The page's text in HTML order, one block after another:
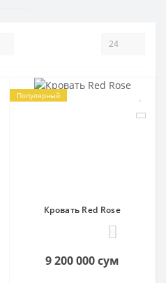
Популярный
Кровать Red Rose
9 200 000 сум